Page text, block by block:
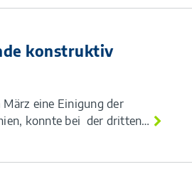
konstruktiv
eine Einigung der
konnte bei der dritten…